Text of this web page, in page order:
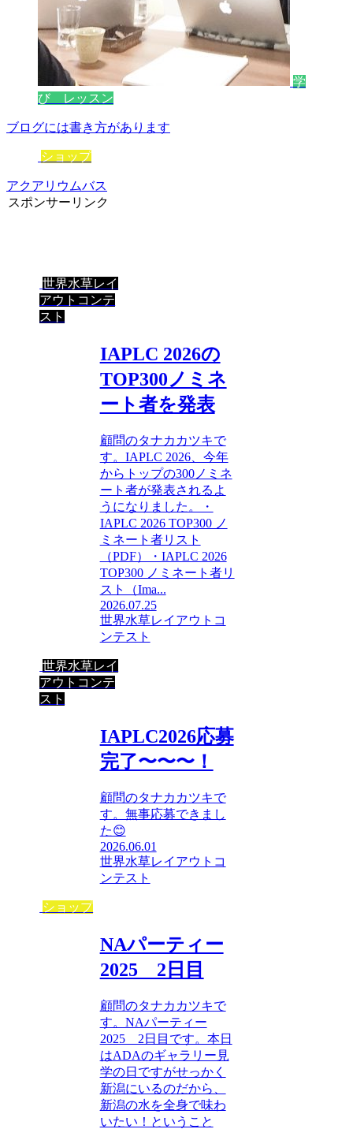
学
び レッスン
ブログには書き方があります
ショップ
アクアリウムバス
スポンサーリンク
世界水草レイ
アウトコンテ
スト
IAPLC 2026の
TOP300ノミネ
ート者を発表
顧問のタナカカツキで
す。IAPLC 2026、今年
からトップの300ノミネ
ート者が発表されるよ
うになりました。・
IAPLC 2026 TOP300 ノ
ミネート者リスト
（PDF）・IAPLC 2026
TOP300 ノミネート者リ
スト（Ima...
2026.07.25
世界水草レイアウトコ
ンテスト
世界水草レイ
アウトコンテ
スト
IAPLC2026応募
完了〜〜〜！
顧問のタナカカツキで
す。無事応募できまし
た😊
2026.06.01
世界水草レイアウトコ
ンテスト
ショップ
NAパーティー
2025 2日目
顧問のタナカカツキで
す。NAパーティー
2025 2日目です。本日
はADAのギャラリー見
学の日ですがせっかく
新潟にいるのだから、
新潟の水を全身で味わ
いたい！ということ